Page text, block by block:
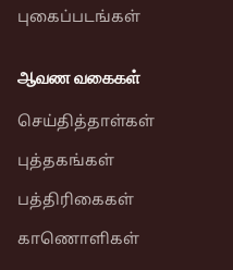
புகைப்படங்கள்
ஆவண வகைகள்
செய்தித்தாள்கள்
புத்தகங்கள்
பத்திரிகைகள்
காணொளிகள்